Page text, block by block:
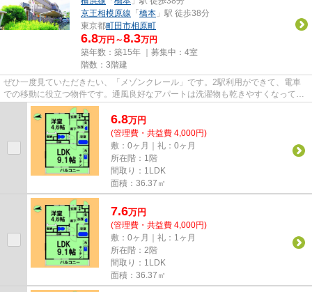
京王相模原線 「 橋本 」駅 徒歩38分
東京都町田市相原町
6.8万円～8.3万円
築年数：築15年 ｜募集中： 4室
階数：3階建
ぜひ一度見ていただきたい、「メゾンクレール」です。2駅利用ができて、電車
での移動に役立つ物件です。通風良好なアパートは洗濯物も乾きやすくなってい
ます。こちらは自走式駐車場付...
6.8万円
(管理費・共益費 4,000円)
敷：0ヶ月｜礼：0ヶ月
所在階：1階
間取り：1LDK
面積：36.37㎡
7.6万円
(管理費・共益費 4,000円)
敷：0ヶ月｜礼：1ヶ月
所在階：2階
間取り：1LDK
面積：36.37㎡